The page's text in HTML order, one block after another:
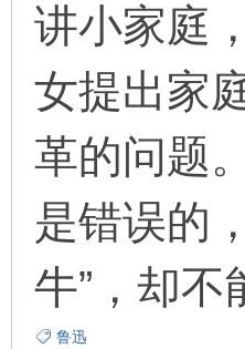
讲小家庭
女提出家
革的问题
是错误的
牛”，却
鲁迅